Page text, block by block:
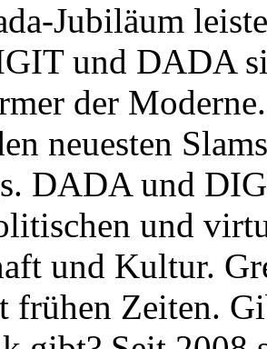
Jubiläum
und DADA
der
neuesten
DADA und
und
und Kultur.
frühen Zeiten.